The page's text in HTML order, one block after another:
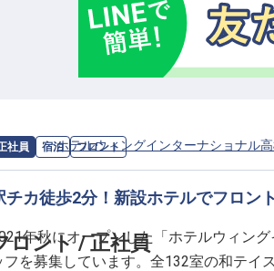
社員 宿泊 フロント
ロント / 正社員
人情報：ホテルウィングインターナショナル
チカ徒歩2分！新設ホテルでフロン
年秋にオープンした「ホテルウィン
フを募集しています。全132室の和テイ